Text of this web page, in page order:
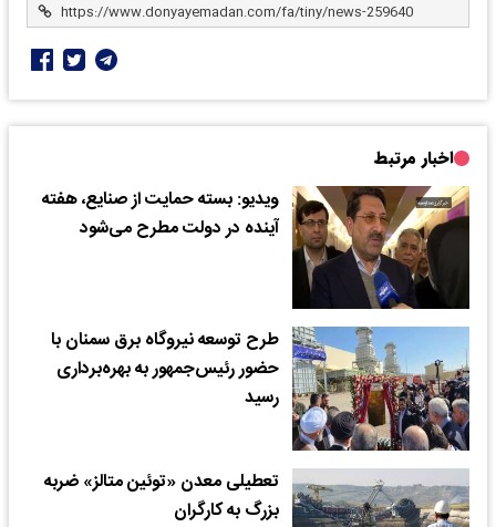
اخبار مرتبط
ویدیو: بسته حمایت از صنایع، هفته
آینده در دولت مطرح می‌شود
طرح توسعه نیروگاه برق سمنان با
حضور رئیس‌جمهور به بهره‌برداری
رسید
تعطیلی معدن «توئین متالز» ضربه
بزرگ به کارگران